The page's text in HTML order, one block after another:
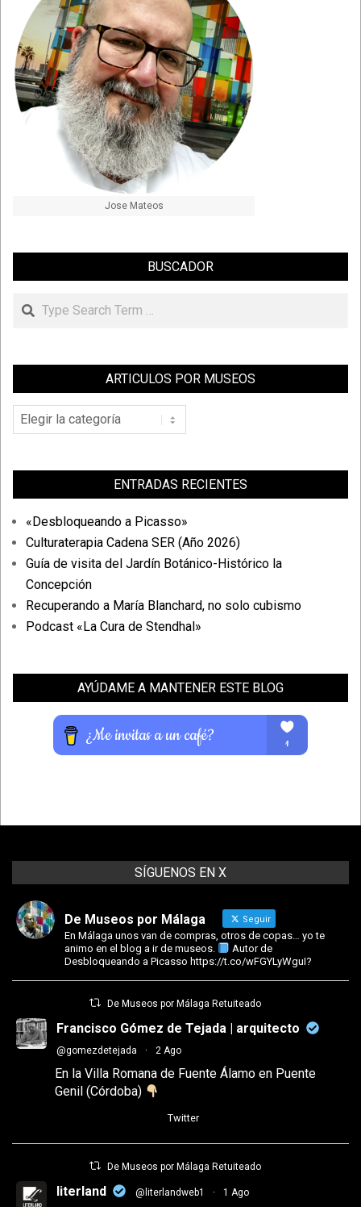
Jose Mateos
BUSCADOR
Search
ARTICULOS POR MUSEOS
Articulos
por
ENTRADAS RECIENTES
«Desbloqueando a Picasso»
Culturaterapia Cadena SER (Año 2026)
Guía de visita del Jardín Botánico-Histórico la
Concepción
Recuperando a María Blanchard, no solo cubismo
Podcast «La Cura de Stendhal»
AYÚDAME A MANTENER ESTE BLOG
SÍGUENOS EN X
De Museos por Málaga Seguir
En Málaga unos van de compras, otros de copas… yo te
animo en el blog a ir de museos.
Autor de
Desbloqueando a Picasso https://t.co/wFGYLyWguI?
De Museos por Málaga Retuiteado
Francisco Gómez de Tejada | arquitecto
@gomezdetejada · 2 Ago
En la Villa Romana de Fuente Álamo en Puente
Genil (Córdoba)
Twitter
De Museos por Málaga Retuiteado
literland @literlandweb1 · 1 Ago